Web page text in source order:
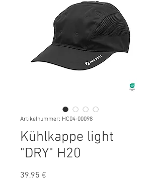
Artikelnummer: HC04-00098
Kühlkappe light
"DRY" H20
39,95 €